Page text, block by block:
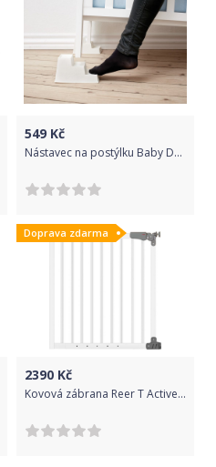
549 Kč
Nástavec na postýlku Baby Dan Baby Steps 2 ks
Doprava zdarma
2390 Kč
Kovová zábrana Reer T Active-Lock